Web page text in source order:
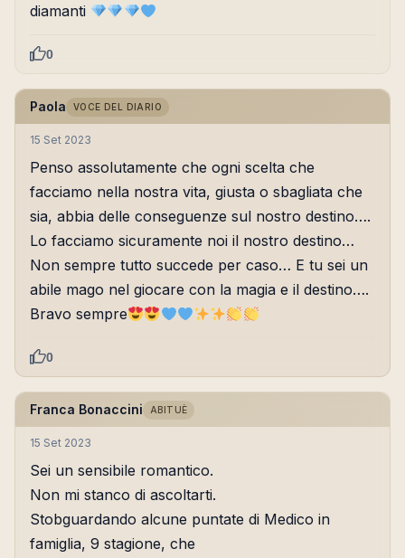
diamanti
0
Paola VOCE DEL DIARIO
15 Set 2023
Penso assolutamente che ogni scelta che
facciamo nella nostra vita, giusta o sbagliata che
sia, abbia delle conseguenze sul nostro destino….
Lo facciamo sicuramente noi il nostro destino…
Non sempre tutto succede per caso… E tu sei un
abile mago nel giocare con la magia e il destino….
Bravo sempre
0
Franca Bonaccini ABITUÈ
15 Set 2023
Sei un sensibile romantico.
Non mi stanco di ascoltarti.
Stobguardando alcune puntate di Medico in
famiglia, 9 stagione, che